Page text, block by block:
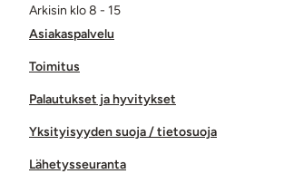
Asiakaspalvelu
Toimitus
Palautukset ja hyvitykset
Yksityisyyden suoja / tietosuoja
Lähetysseuranta
Arkisin klo 8 - 15